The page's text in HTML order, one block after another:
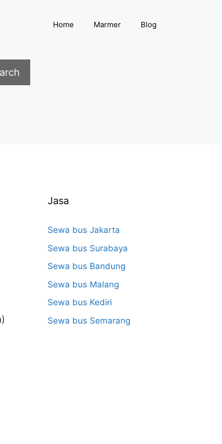
Home Marmer Blog
Jasa
Sewa bus Jakarta
Sewa bus Surabaya
Sewa bus Bandung
Sewa bus Malang
Sewa bus Kediri
Sewa bus Semarang